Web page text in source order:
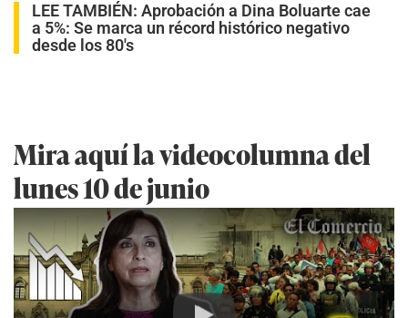
LEE TAMBIÉN: Aprobación a Dina Boluarte cae
a 5%: Se marca un récord histórico negativo
desde los 80′s
Mira aquí la videocolumna del
lunes 10 de junio